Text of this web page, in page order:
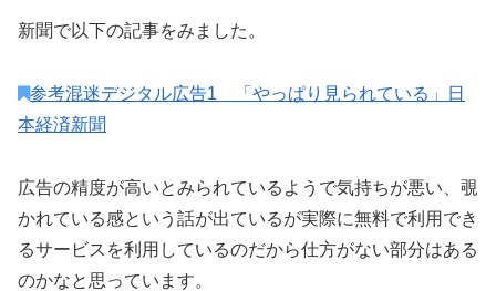
新聞で以下の記事をみました。
参考混迷デジタル広告1 「やっぱり見られている」
日
本経済新聞
広告の精度が高いとみられているようで気持ちが悪い、覗
かれている感という話が出ているが実際に無料で利用でき
るサービスを利用しているのだから仕方がない部分はある
のかなと思っています。